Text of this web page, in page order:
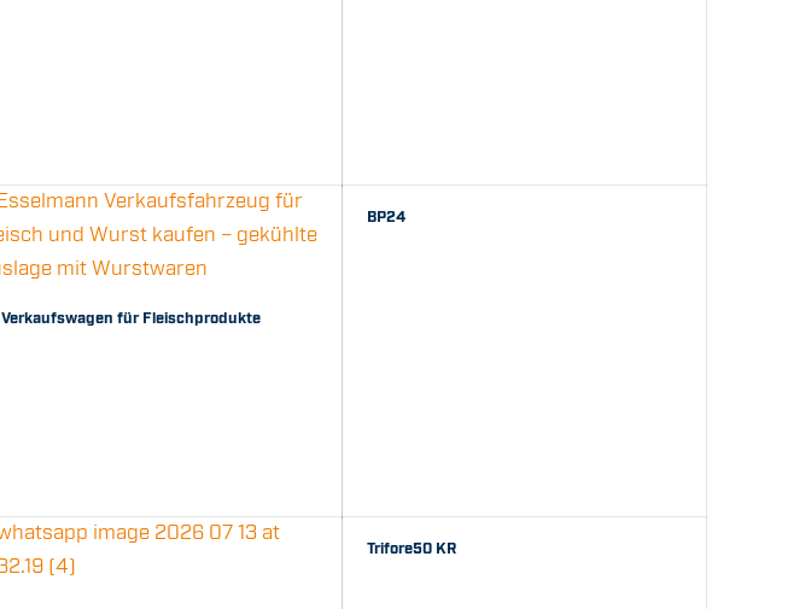
Verkaufswagen für Fleischprodukte
BP24
Trifore50 KR